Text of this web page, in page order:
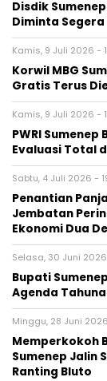
Disdik
Diminta
Kamis, 9 Juli 2026 -
Korwil MBG
Gratis Terus
Kamis, 9 Juli 2026 -
PWRI
Evaluasi Total
Sabtu, 4 Juli 2026 -
Penantian
Jembatan
Ekonomi Dua
Selasa, 30 Juni 2026
Bupati
Agenda
Minggu, 28 Juni
Memperkokoh
Sumenep Jalin
Ranting Bluto